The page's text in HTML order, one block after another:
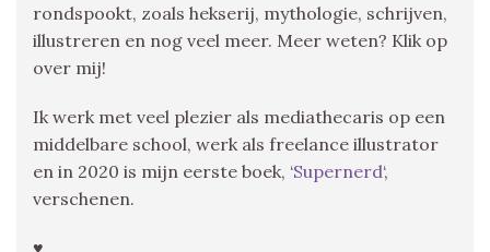
rondspookt, zoals hekserij, mythologie, schrijven,
illustreren en nog veel meer. Meer weten? Klik op
over mij!
Ik werk met veel plezier als mediathecaris op een
middelbare school, werk als freelance illustrator
en in 2020 is mijn eerste boek, ‘Supernerd‘,
verschenen.
♥